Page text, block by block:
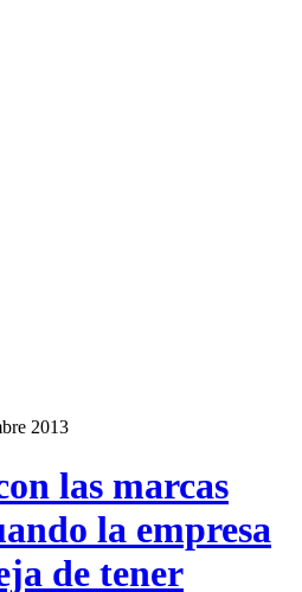
2013
las marcas
la empresa
de tener